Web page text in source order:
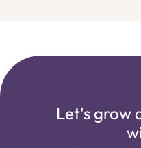
Let's grow